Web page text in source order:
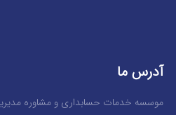
آدرس ما
موسسه خدمات حسابداری و مشاوره